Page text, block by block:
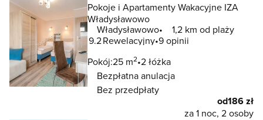
Pokoje i Apartamenty Wakacyjne IZA
Władysławowo
Władysławowo
1,2 km od plaży
9.2Rewelacyjny 9 opinii
Pokój:25 m2 2 łóżka
Bezpłatna anulacja
Bez przedpłaty
od186 zł
za 1 noc, 2 osoby